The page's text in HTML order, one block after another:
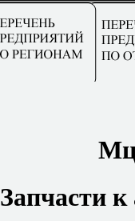
Запчасти